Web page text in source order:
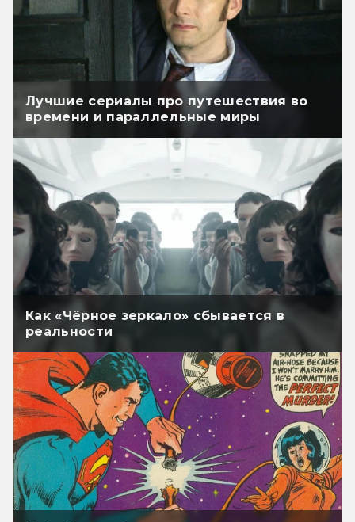
Лучшие сериалы про путешествия во
времени и параллельные миры
Как «Чёрное зеркало» сбывается в
реальности